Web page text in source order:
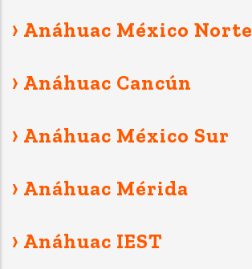
› Anáhuac México Norte
› Anáhuac Cancún
› Anáhuac México Sur
› Anáhuac Mérida
› Anáhuac IEST